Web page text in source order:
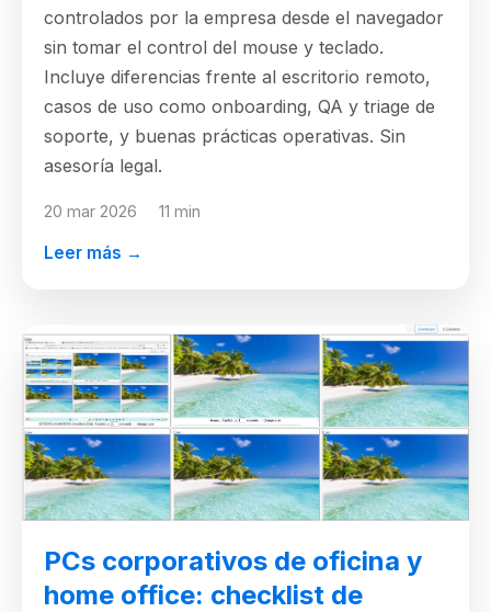
controlados por la empresa desde el navegador
sin tomar el control del mouse y teclado.
Incluye diferencias frente al escritorio remoto,
casos de uso como onboarding, QA y triage de
soporte, y buenas prácticas operativas. Sin
asesoría legal.
20 mar 2026 11 min
Leer más →
PCs corporativos de oficina y
home office: checklist de